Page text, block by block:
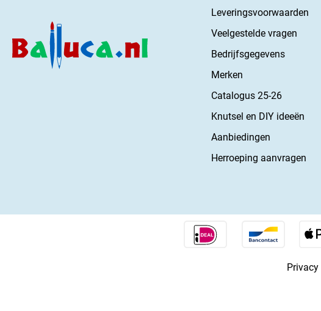
Leveringsvoorwaarden
Veelgestelde vragen
Bedrijfsgegevens
Merken
Catalogus 25-26
Knutsel en DIY ideeën
Aanbiedingen
Herroeping aanvragen
Privacy